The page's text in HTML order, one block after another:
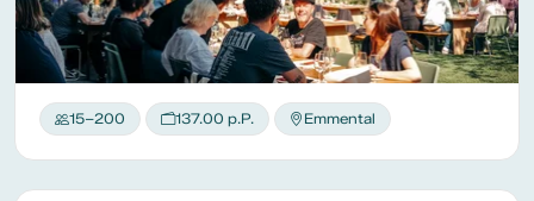
15–200 137.00 p.P. Emmental